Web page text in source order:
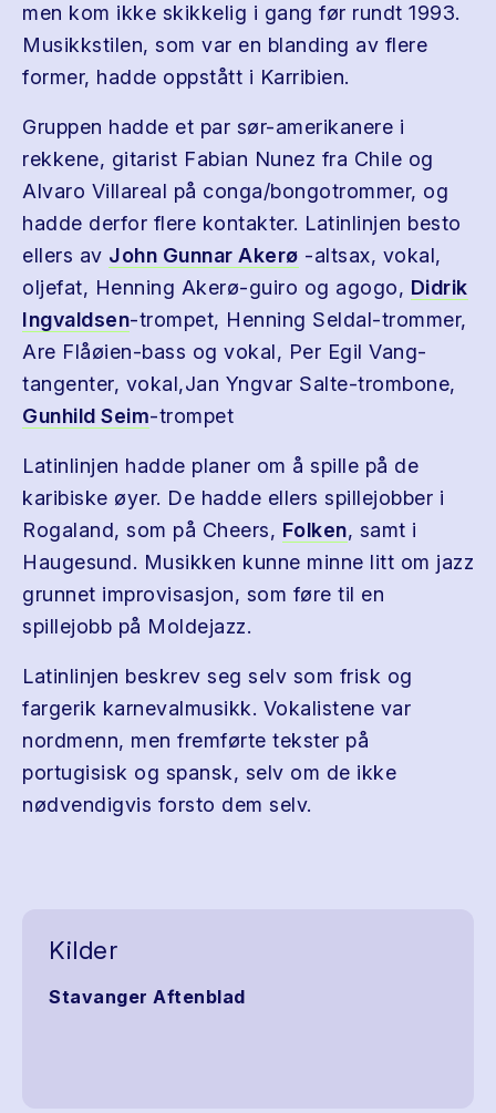
men kom ikke skikkelig i gang før rundt 1993.
Musikkstilen, som var en blanding av flere
former, hadde oppstått i Karribien.
Gruppen hadde et par sør-amerikanere i
rekkene, gitarist Fabian Nunez fra Chile og
Alvaro Villareal på conga/bongotrommer, og
hadde derfor flere kontakter. Latinlinjen besto
ellers av John Gunnar Akerø -altsax, vokal,
oljefat, Henning Akerø-guiro og agogo, Didrik
Ingvaldsen-trompet, Henning Seldal-trommer,
Are Flåøien-bass og vokal, Per Egil Vang-
tangenter, vokal,Jan Yngvar Salte-trombone,
Gunhild Seim-trompet
Latinlinjen hadde planer om å spille på de
karibiske øyer. De hadde ellers spillejobber i
Rogaland, som på Cheers, Folken, samt i
Haugesund. Musikken kunne minne litt om jazz
grunnet improvisasjon, som føre til en
spillejobb på Moldejazz.
Latinlinjen beskrev seg selv som frisk og
fargerik karnevalmusikk. Vokalistene var
nordmenn, men fremførte tekster på
portugisisk og spansk, selv om de ikke
nødvendigvis forsto dem selv.
Kilder
Stavanger Aftenblad